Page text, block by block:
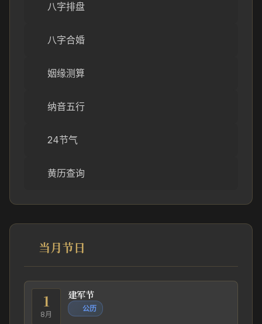
八字排盘
八字合婚
姻缘测算
纳音五行
24节气
黄历查询
当月节日
1
8月
建军节
公历